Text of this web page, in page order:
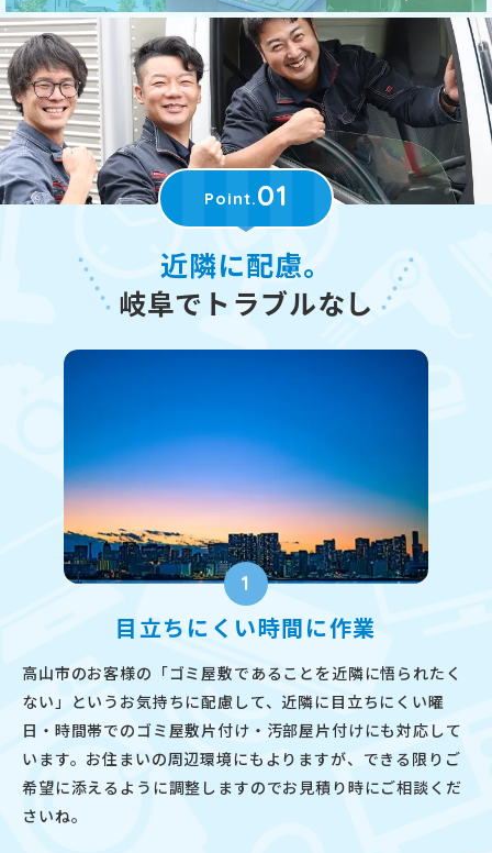
Point.01
近隣に配慮。
岐阜でトラブルなし
1
目立ちにくい時間に作業
高山市のお客様の「ゴミ屋敷であることを近隣に悟られたく
ない」というお気持ちに配慮して、近隣に目立ちにくい曜
日・時間帯でのゴミ屋敷片付け・汚部屋片付けにも対応して
います。お住まいの周辺環境にもよりますが、できる限りご
希望に添えるように調整しますのでお見積り時にご相談くだ
さいね。